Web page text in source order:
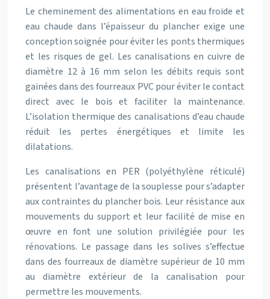
Le cheminement des alimentations en eau froide et
eau chaude dans l’épaisseur du plancher exige une
conception soignée pour éviter les ponts thermiques
et les risques de gel. Les canalisations en cuivre de
diamètre 12 à 16 mm selon les débits requis sont
gainées dans des fourreaux PVC pour éviter le contact
direct avec le bois et faciliter la maintenance.
L’isolation thermique des canalisations d’eau chaude
réduit les pertes énergétiques et limite les
dilatations.
Les canalisations en PER (polyéthylène réticulé)
présentent l’avantage de la souplesse pour s’adapter
aux contraintes du plancher bois. Leur résistance aux
mouvements du support et leur facilité de mise en
œuvre en font une solution privilégiée pour les
rénovations. Le passage dans les solives s’effectue
dans des fourreaux de diamètre supérieur de 10 mm
au diamètre extérieur de la canalisation pour
permettre les mouvements.